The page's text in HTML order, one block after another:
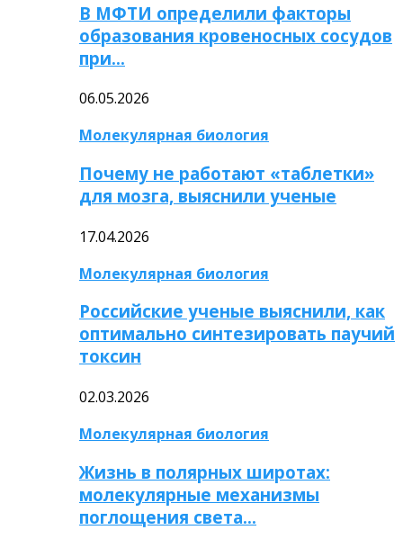
В МФТИ определили факторы
образования кровеносных сосудов
при…
06.05.2026
Молекулярная биология
Почему не работают «таблетки»
для мозга, выяснили ученые
17.04.2026
Молекулярная биология
Российские ученые выяснили, как
оптимально синтезировать паучий
токсин
02.03.2026
Молекулярная биология
Жизнь в полярных широтах:
молекулярные механизмы
поглощения света…